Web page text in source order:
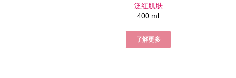
泛红肌肤
400 ml
了解更多